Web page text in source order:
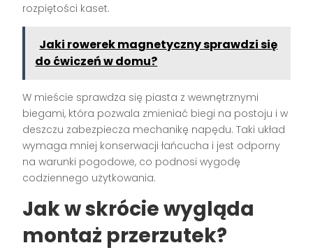
rozpiętości kaset.
Jaki rowerek magnetyczny sprawdzi się
do ćwiczeń w domu?
W mieście sprawdza się piasta z wewnętrznymi
biegami, która pozwala zmieniać biegi na postoju i w
deszczu zabezpiecza mechanikę napędu. Taki układ
wymaga mniej konserwacji łańcucha i jest odporny
na warunki pogodowe, co podnosi wygodę
codziennego użytkowania.
Jak w skrócie wygląda
montaż przerzutek?